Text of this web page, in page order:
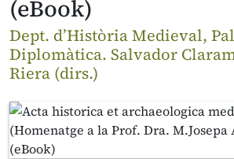
(eBook)
Dept. d’Història Medieval,
Diplomàtica. Salvador
Riera (dirs.)